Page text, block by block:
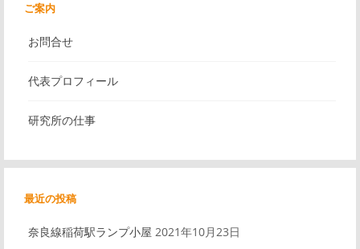
ゲ
ョ
ン
ご案内
お問合せ
代表プロフィール
研究所の仕事
最近の投稿
奈良線稲荷駅ランプ小屋 2021年10月23日